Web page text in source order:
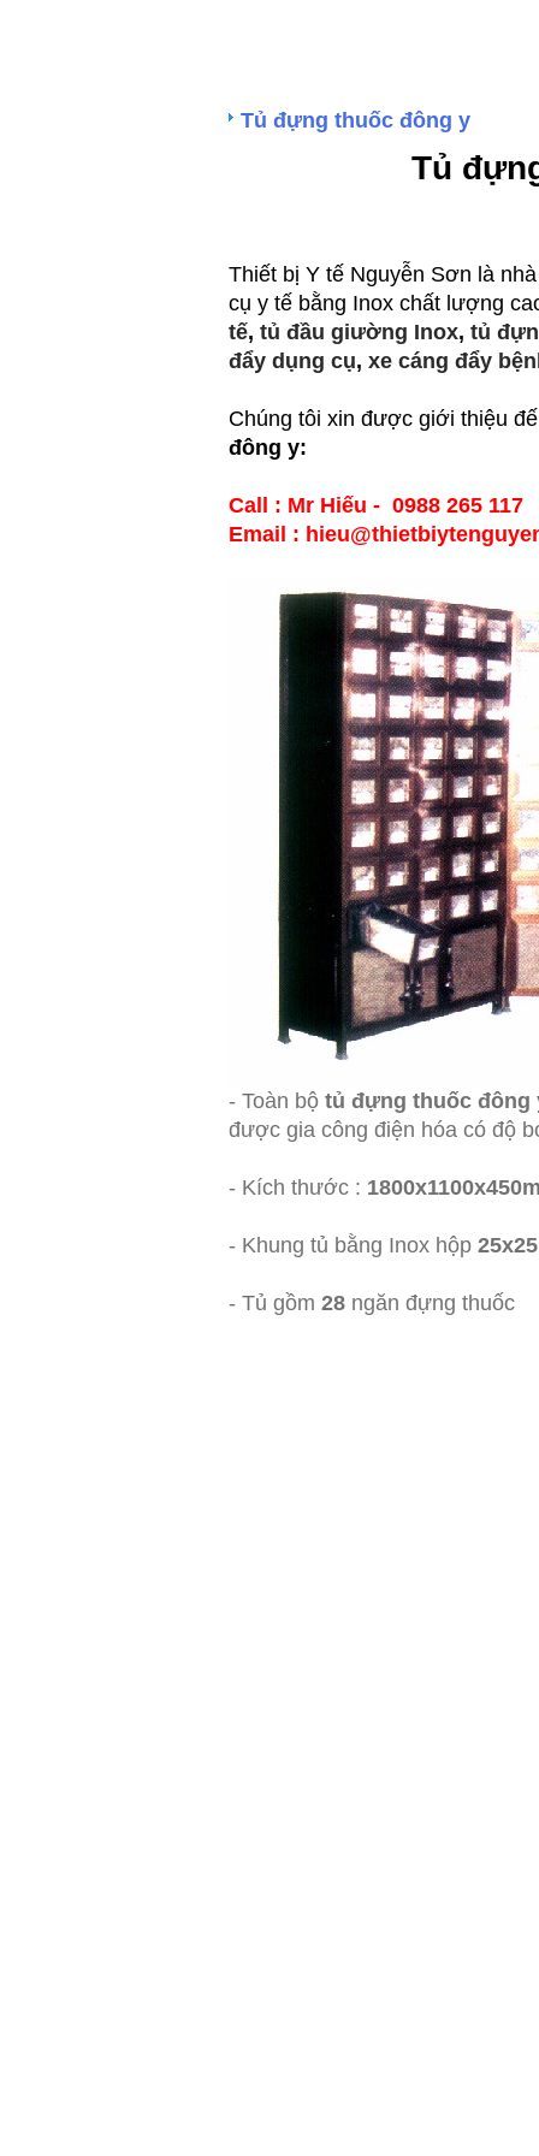
Tủ đựng thuốc đông y
Tủ
Thiết bị Y tế Nguyễn Sơn là
cụ y tế bằng Inox chất lượng
tế, tủ đầu giường Inox, tủ
đẩy dụng cụ, xe cáng đẩy
Chúng tôi xin được giới thiệu
đông y:
Call : Mr Hiếu - 0988 265 117
Email :
- Toàn bộ tủ đựng thuốc đông
được gia công điện hóa có độ
- Kích thước :
- Khung tủ bằng Inox hộp
- Tủ gồm 28 ngăn đựng thuốc